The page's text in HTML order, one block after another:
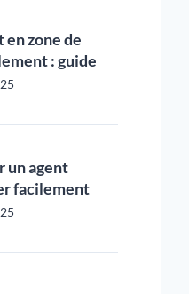
en zone de
: guide
un agent
facilement